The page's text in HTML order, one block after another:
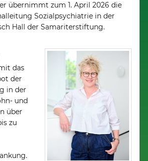
übernimmt zum 1. April 2026 die
Sozialpsychiatrie in der
Hall der Samariterstiftung.
das
der
in der
und
über
zu